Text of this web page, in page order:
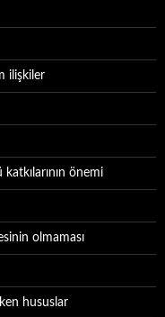
ilişkiler
önemi
olmaması
hususlar